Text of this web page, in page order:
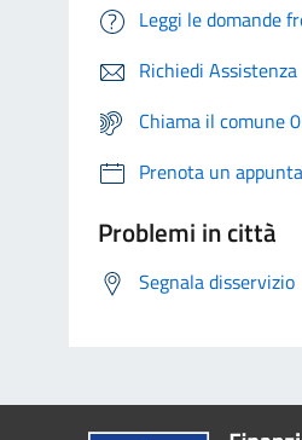
Leggi le domande
Richiedi Assistenza
Chiama il comune
Prenota un
Problemi in città
Segnala disservizio